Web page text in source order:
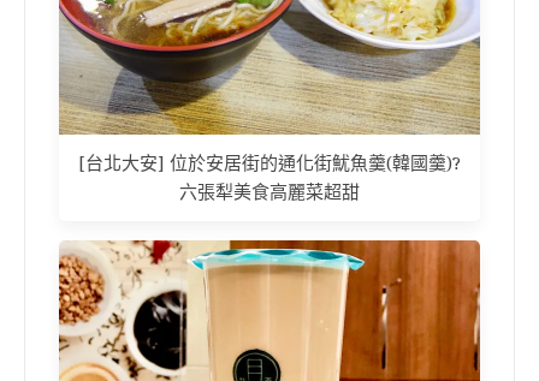
[台北大安] 位於安居街的通化街魷魚羹(韓國羹)?
六張犁美食高麗菜超甜